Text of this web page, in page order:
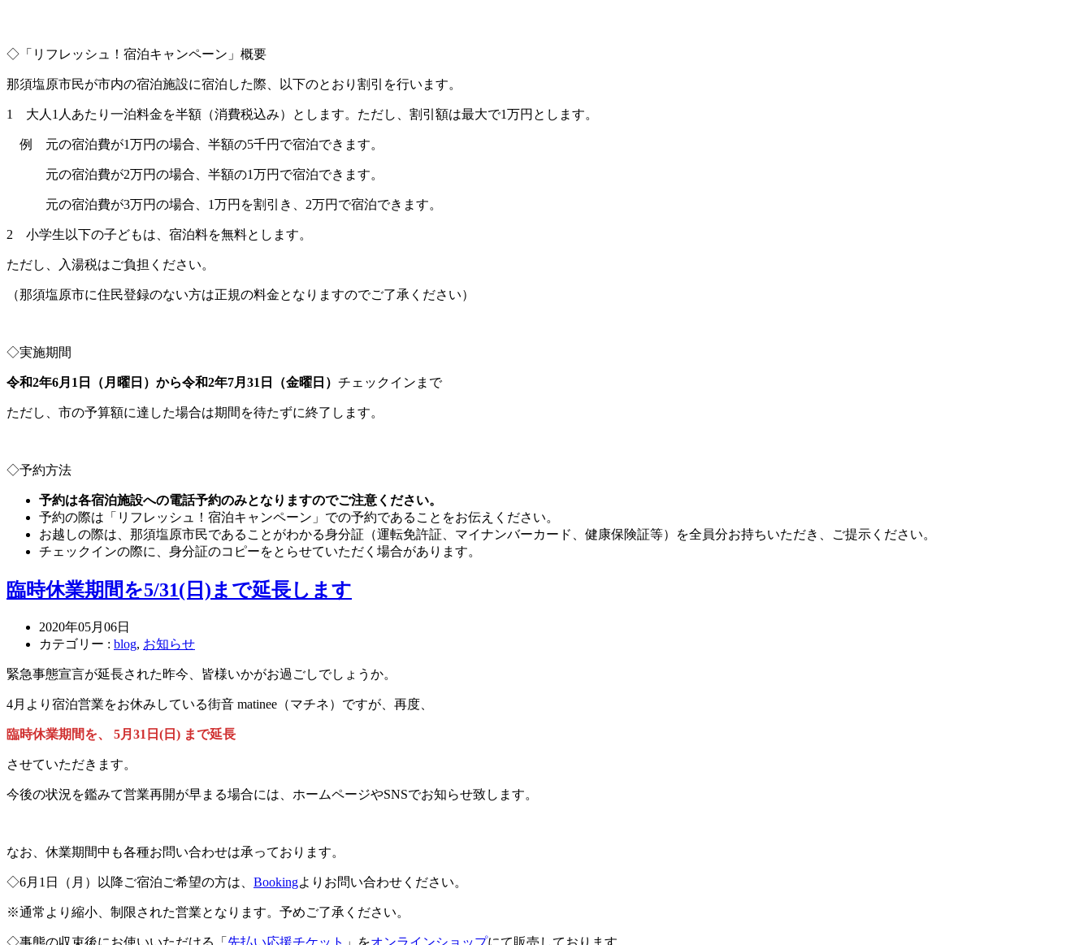
◇「リフレッシュ！宿泊キャンペーン」概要
那須塩原市民が市内の宿泊施設に宿泊した際、以下のとおり割引を行います。
1 大人1人あたり一泊料金を半額（消費税込み）とします。ただし、割引額は最大で1万円とします。
例 元の宿泊費が1万円の場合、半額の5千円で宿泊できます。
元の宿泊費が2万円の場合、半額の1万円で宿泊できます。
元の宿泊費が3万円の場合、1万円を割引き、2万円で宿泊できます。
2 小学生以下の子どもは、宿泊料を無料とします。
ただし、入湯税はご負担ください。
（那須塩原市に住民登録のない方は正規の料金となりますのでご了承ください）
◇実施期間
令和2年6月1日（月曜日）から令和2年7月31日（金曜日） チェックインまで
ただし、市の予算額に達した場合は期間を待たずに終了します。
◇予約方法
予約は各宿泊施設への電話予約のみとなりますのでご注意ください。
予約の際は「リフレッシュ！宿泊キャンペーン」での予約であることをお伝えください。
お越しの際は、那須塩原市民であることがわかる身分証（運転免許証、マイナンバーカード、健康保険証等）を全員分お持ちいただき、ご提示ください。
チェックインの際に、身分証のコピーをとらせていただく場合があります。
臨時休業期間を5/31(日)まで延長します
2020年05月06日
カテゴリー : blog, お知らせ
緊急事態宣言が延長された昨今、皆様いかがお過ごしでしょうか。
4月より宿泊営業をお休みしている街音 matinee（マチネ）ですが、再度、
臨時休業期間を、 5月31日(日) まで延長
させていただきます。
今後の状況を鑑みて営業再開が早まる場合には、ホームページやSNSでお知らせ致します。
なお、休業期間中も各種お問い合わせは承っております。
◇6月1日（月）以降ご宿泊ご希望の方は、 Bookingよりお問い合わせください。
※通常より縮小、制限された営業となります。予めご了承ください。
◇事態の収束後にお使いいただける「 先払い応援チケット 」をオンラインショップにて販売しております。